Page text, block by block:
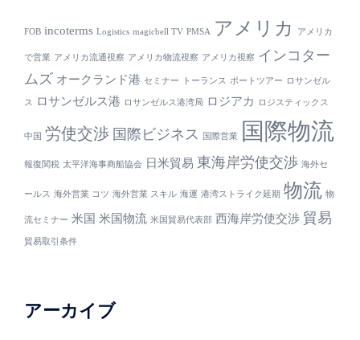
FOB incoterms Logistics magicbell TV PMSA アメリカ アメリカ
で営業 アメリカ流通視察 アメリカ物流視察 アメリカ視察
インコター
ムズ オークランド港 セミナー トーランス ポートツアー ロサンゼル
ス ロサンゼルス港 ロサンゼルス港湾局 ロジアカ ロジスティックス
中国 労使交渉 国際ビジネス 国際営業 国際物流
報復関税 太平洋海事商船協会 日米貿易 東海岸労使交渉 海外セ
ールス 海外営業 コツ 海外営業 スキル 海運 港湾ストライク延期 物流 物
流セミナー 米国 米国物流 米国貿易代表部 西海岸労使交渉 貿易
貿易取引条件
アーカイブ